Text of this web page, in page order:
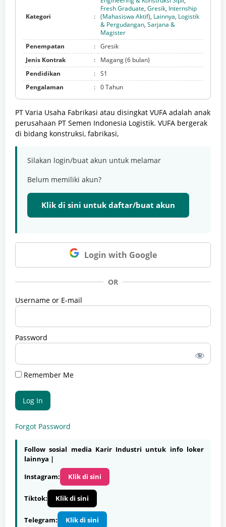
Kategori :
Fresh Graduate, Gresik, Internship
(Mahasiswa Aktif), Lainnya, Logistik
& Pergudangan, Sarjana &
Magister
Penempatan
: Gresik
Jenis Kontrak
:
Magang (6 bulan)
Pendidikan
: S1
Pengalaman
: 0 Tahun
PT Varia Usaha Fabrikasi atau disingkat VUFA adalah anak
perusahaan PT Semen Indonesia Logistik. VUFA bergerak
di bidang konstruksi, fabrikasi,
Silakan login/buat akun untuk melamar
Belum memiliki akun?
Klik di sini untuk daftar/buat akun
Login with Google
OR
Username or E-mail
Password
Remember Me
Forgot Password
Follow sosial media Karir Industri untuk info loker
lainnya |
Instagram:
Klik di sini
Tiktok: Klik di sini
Telegram: Klik di sini